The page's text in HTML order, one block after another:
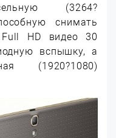
(3264?
снимать
HD видео 30
вспышку, а
(1920?1080)